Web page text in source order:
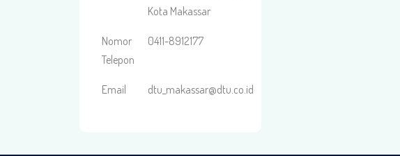
Kota Makassar
Nomor
Telepon
0411-8912177
Email dtu_makassar@dtu.co.id